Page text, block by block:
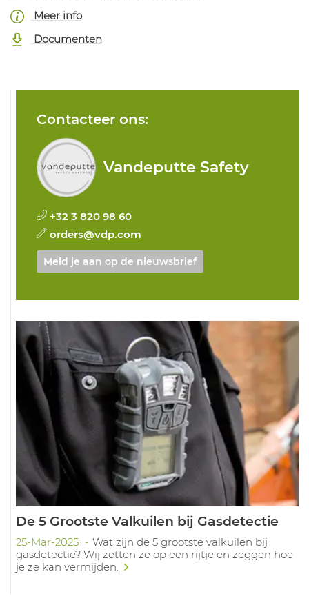
Meer info
Documenten
Contacteer ons:
Vandeputte Safety
+32 3 820 98 60
orders@vdp.com
Meld je aan op de nieuwsbrief
De 5 Grootste Valkuilen bij Gasdetectie
25-Mar-2025
Wat zijn de 5 grootste valkuilen bij
gasdetectie? Wij zetten ze op een rijtje en zeggen hoe
je ze kan vermijden.